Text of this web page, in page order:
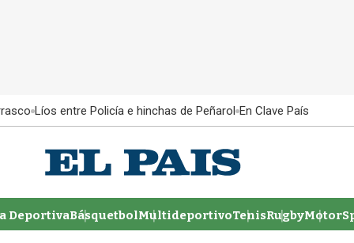
Líos entre Policía e hinchas de Peñarol En Clave País
DeportivaBásquetbolMultideportivoTenisRugby